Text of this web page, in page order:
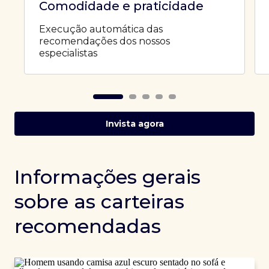
Comodidade e praticidade
Execução automática das
recomendações dos nossos
especialistas
Invista agora
Informações gerais
sobre as carteiras
recomendadas